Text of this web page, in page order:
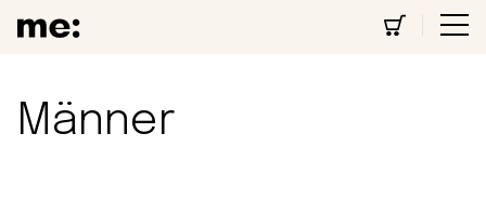
Männer